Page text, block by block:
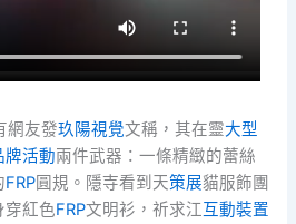
網友發玖陽視覺文稱，其在靈大型
牌活動兩件武器：一條精緻的蕾絲
FRP圓規。隱寺看到天策展貓服飾團
穿紅色FRP文明衫，祈求江互動裝置